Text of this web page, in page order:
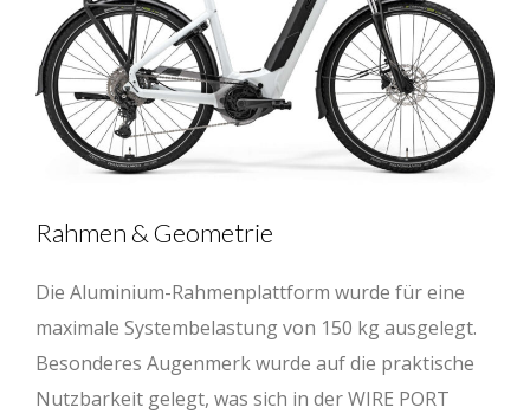
Rahmen & Geometrie
Die Aluminium-Rahmenplattform wurde für eine
maximale Systembelastung von 150 kg ausgelegt.
Besonderes Augenmerk wurde auf die praktische
Nutzbarkeit gelegt, was sich in der WIRE PORT